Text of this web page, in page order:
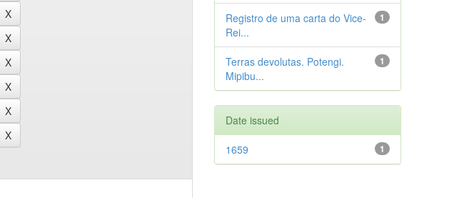
1
Registro de uma carta do Vice-
Rei...
1
Terras devolutas. Potengi.
Mipibu...
Date issued
1
1659